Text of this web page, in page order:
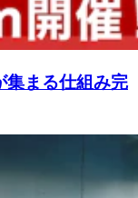
集まる仕組み完